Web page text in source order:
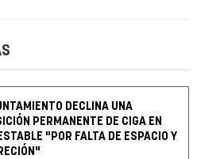
DECLINA UNA
PERMANENTE DE CIGA EN
"POR FALTA DE ESPACIO Y